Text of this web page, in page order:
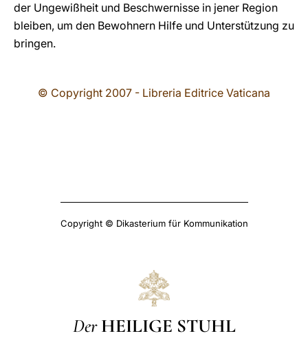
der Ungewißheit und Beschwernisse in jener Region
bleiben, um den Bewohnern Hilfe und Unterstützung zu
bringen.
© Copyright 2007 - Libreria Editrice Vaticana
Copyright © Dikasterium für Kommunikation
Der HEILIGE STUHL